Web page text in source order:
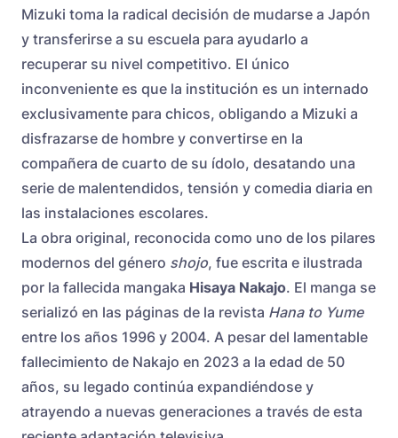
Mizuki toma la radical decisión de mudarse a Japón
y transferirse a su escuela para ayudarlo a
recuperar su nivel competitivo. El único
inconveniente es que la institución es un internado
exclusivamente para chicos, obligando a Mizuki a
disfrazarse de hombre y convertirse en la
compañera de cuarto de su ídolo, desatando una
serie de malentendidos, tensión y comedia diaria en
las instalaciones escolares.
La obra original, reconocida como uno de los pilares
modernos del género shojo, fue escrita e ilustrada
por la fallecida mangaka Hisaya Nakajo. El manga se
serializó en las páginas de la revista Hana to Yume
entre los años 1996 y 2004. A pesar del lamentable
fallecimiento de Nakajo en 2023 a la edad de 50
años, su legado continúa expandiéndose y
atrayendo a nuevas generaciones a través de esta